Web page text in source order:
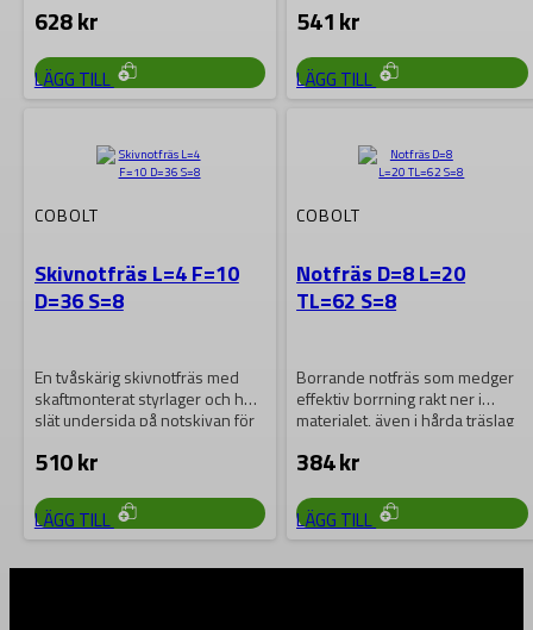
vilket…
628kr
LÄGG TILL
541kr
LÄGG TILL
COBOLT
Skivnotfräs L=4 F=10
D=36 S=8
En tvåskärig skivnotfräs med
skaftmonterat styrlager och helt
slät undersida på notskivan för
510kr
LÄGG TILL
COBOLT
Notfräs D=8 L=20
TL=62 S=8
Borrande notfräs som medger
effektiv borrning rakt ner i
materialet, även i hårda träslag
384kr
LÄGG TILL